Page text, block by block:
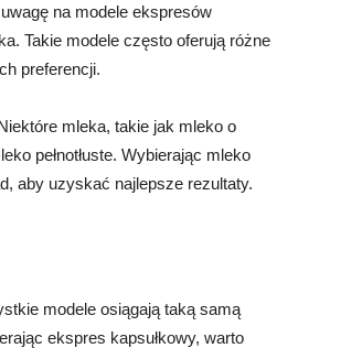
na modele ekspresów
Takie modele często oferują różne
preferencji.
mleka, takie jak mleko o
pełnotłuste. Wybierając mleko
aby uzyskać najlepsze rezultaty.
modele osiągają taką samą
ekspres kapsułkowy, warto